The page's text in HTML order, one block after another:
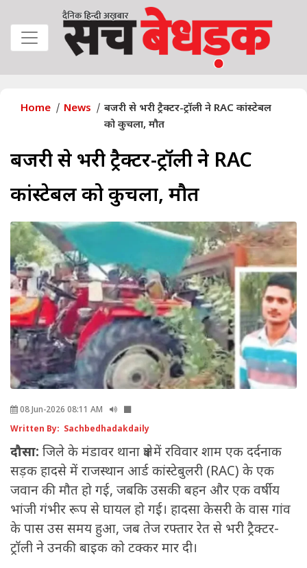
Home News
बजरी से भरी ट्रैक्टर-ट्रॉली ने RAC कांस्टेबल
को कुचला, मौत
बजरी से भरी ट्रैक्टर-ट्रॉली ने RAC
कांस्टेबल को कुचला, मौत
08 Jun-2026 08:11 AM
Written By: Sachbedhadakdaily
दौसा: जिले के मंडावर थाना क्षेत्र में रविवार शाम एक दर्दनाक
सड़क हादसे में राजस्थान आर्ड कांस्टेबुलरी (RAC) के एक
जवान की मौत हो गई, जबकि उसकी बहन और एक वर्षीय
भांजी गंभीर रूप से घायल हो गई। हादसा केसरी के वास गांव
के पास उस समय हुआ, जब तेज रफ्तार रेत से भरी ट्रैक्टर-
ट्रॉली ने उनकी बाइक को टक्कर मार दी।